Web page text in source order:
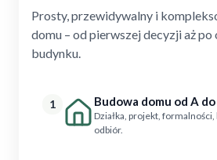
Prosty, przewidywalny i
domu – od pierwszej decyzji aż
budynku.
1 Budowa domu od A do
Działka, projekt,
odbiór.